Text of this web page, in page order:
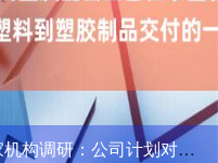
建智能化产线，构建覆盖改性塑料到塑胶制品交付的一站式生产能力（附调研问答）